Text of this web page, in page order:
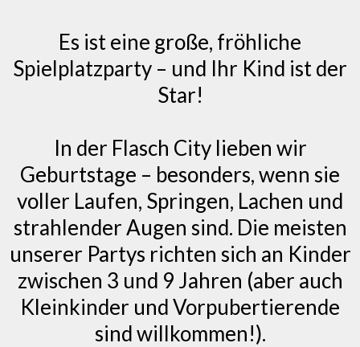
Es ist eine große, fröhliche
Spielplatzparty – und Ihr Kind ist der
Star!
In der Flasch City lieben wir
Geburtstage – besonders, wenn sie
voller Laufen, Springen, Lachen und
strahlender Augen sind. Die meisten
unserer Partys richten sich an Kinder
zwischen 3 und 9 Jahren (aber auch
Kleinkinder und Vorpubertierende
sind willkommen!).